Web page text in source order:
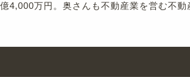
4,000万円。奥さんも不動産業を営む不